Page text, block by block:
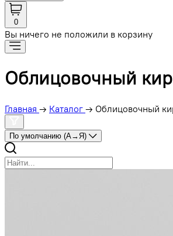
0
Вы ничего не положили в корзину
Облицовочный
Главная → Каталог → Облицовочный
По умолчанию (А→Я)